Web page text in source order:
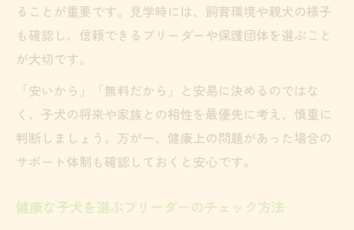
ることが重要です。見学時には、飼育環境や親犬の様子
も確認し、信頼できるブリーダーや保護団体を選ぶこと
が大切です。
「安いから」「無料だから」と安易に決めるのではな
く、子犬の将来や家族との相性を最優先に考え、慎重に
判断しましょう。万が一、健康上の問題があった場合の
サポート体制も確認しておくと安心です。
健康な子犬を選ぶブリーダーのチェック方法